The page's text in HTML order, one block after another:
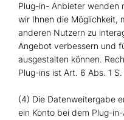
Plug-in- Anbieter wenden
wir Ihnen die Möglichkeit,
anderen Nutzern zu
Angebot verbessern und
ausgestalten können.
Plug-ins ist Art. 6 Abs. 1 S.
(4) Die Datenweitergabe
ein Konto bei dem Plug-